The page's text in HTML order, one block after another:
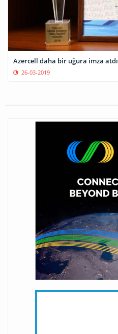
Azercell daha bir uğura imza atdı
26-03-2019